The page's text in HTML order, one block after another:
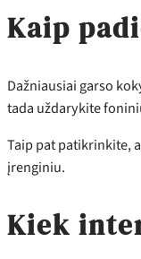
Kaip
Dažniausiai garso
tada uždarykite
Taip pat patikrinkite,
įrenginiu.
Kiek